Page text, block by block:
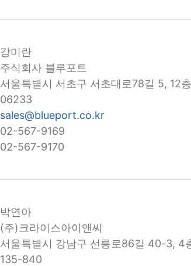
강미란
주식회사 블루포트
서울특별시 서초구 서초대로78길 5, 12
06233
sales@blueport.co.kr
02-567-9169
02-567-9170
박연아
(주)크라이스아이앤씨
서울특별시 강남구 선릉로86길 40-3, 4
135-840